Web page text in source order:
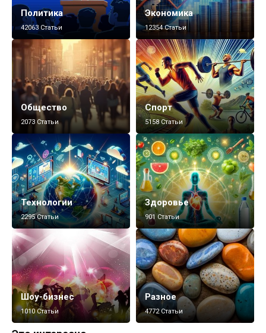
Политика
42063 Статьи
Экономика
12354 Статьи
Общество
2073 Статьи
Спорт
5158 Статьи
Технологии
2295 Статьи
Здоровье
901 Статьи
Шоу-бизнес
1010 Статьи
Разное
4772 Статьи